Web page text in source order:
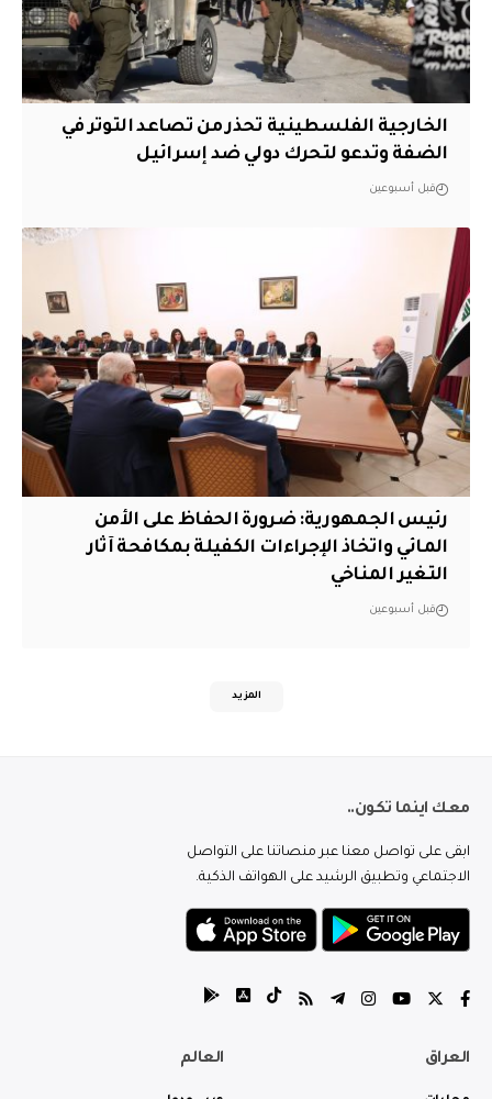
الخارجية الفلسطينية تحذر من تصاعد التوتر في
الضفة وتدعو لتحرك دولي ضد إسرائيل
قبل أسبوعين
رئيس الجمهورية: ضرورة الحفاظ على الأمن
المائي واتخاذ الإجراءات الكفيلة بمكافحة آثار
التغير المناخي
قبل أسبوعين
المزيد
معك اينما تكون..
ابقى على تواصل معنا عبر منصاتنا على التواصل
الاجتماعي وتطبيق الرشيد على الهواتف الذكية.
العراق العالم